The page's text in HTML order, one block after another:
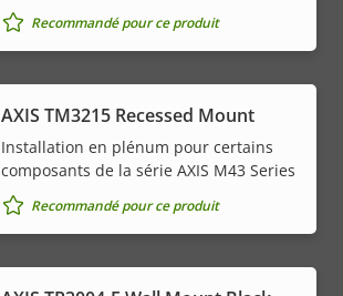
Recommandé pour ce produit
AXIS TM3215 Recessed Mount
Installation en plénum pour certains
composants de la série AXIS M43 Series
Recommandé pour ce produit